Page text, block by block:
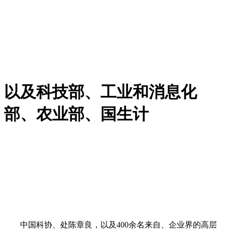
以及科技部、工业和消息化
部、农业部、国生计
中国科协、处陈章良，以及400余名来自、企业界的高层